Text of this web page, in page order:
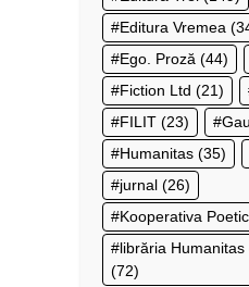
Editura Vremea
Ego. Proză (44)
Fiction Ltd (21)
FILIT (23)
Humanitas (35)
jurnal (26)
Kooperativa
librăria
(72)